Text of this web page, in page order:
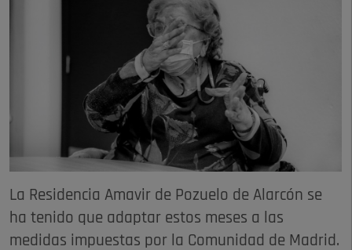
La Residencia Amavir de Pozuelo de Alarcón se
ha tenido que adaptar estos meses a las
medidas impuestas por la Comunidad de Madrid.